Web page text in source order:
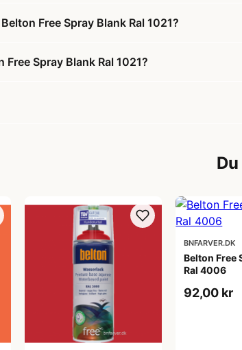
Free Spray Blank Ral 1021?
Spray Blank Ral 1021?
BNFARVER.DK
Belton Free
Ral 4006
92,00 kr